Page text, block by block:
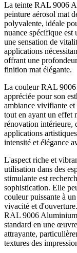
La teinte RAL 9006
peinture aérosol mat
polyvalente, idéale
nuance spécifique
une sensation de
applications
offrant une
finition mat élégante.
La couleur RAL
appréciée pour son
ambiance vivifiante et
tout en ayant un effet
rénovation intérieure,
applications
intensité et élégance
L'aspect riche et
utilisation dans des
stimulante est
sophistication. Elle
couleur puissante à
vivacité et
RAL 9006
standard en une
attrayante,
textures des